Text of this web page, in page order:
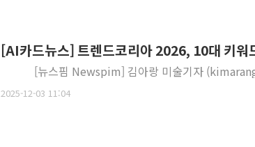
[AI카드뉴스] 트렌드코리아 2026, 10대 키워
[뉴스핌 Newspim] 김아랑 미술기자
2025-12-03 11:04